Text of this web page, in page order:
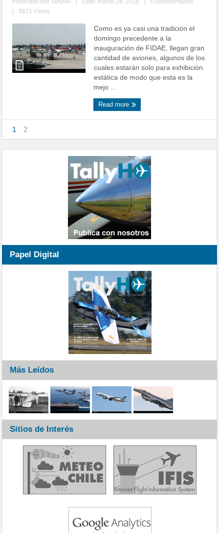
Publicado por TallyHo Date: marzo 28, 2016
0 commentarios
5621 Views
Como es ya casi una tradición el
domingo precedente a la
inauguración de FIDAE, llegan gran
cantidad de aviones, algunos de los
cuales estarán solo para exhibición
estática de modo que esta es la
mejo ...
Read more
1 2
Papel Digital
Más Leídos
Sitios de Interés